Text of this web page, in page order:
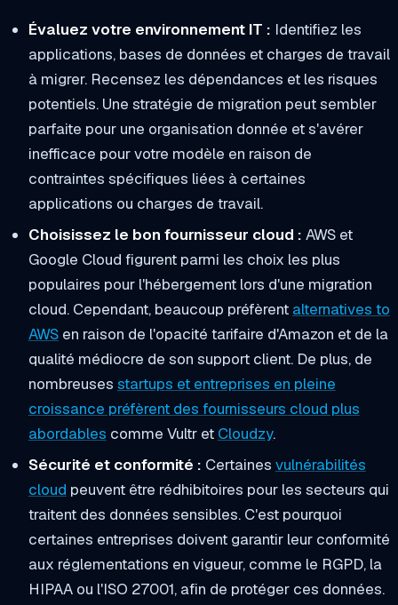
Évaluez votre environnement IT : Identifiez les
applications, bases de données et charges de travail
à migrer. Recensez les dépendances et les risques
potentiels. Une stratégie de migration peut sembler
parfaite pour une organisation donnée et s'avérer
inefficace pour votre modèle en raison de
contraintes spécifiques liées à certaines
applications ou charges de travail.
Choisissez le bon fournisseur cloud : AWS et
Google Cloud figurent parmi les choix les plus
populaires pour l'hébergement lors d'une migration
cloud. Cependant, beaucoup préfèrent alternatives to
AWSen raison de l'opacité tarifaire d'Amazon et de la
qualité médiocre de son support client. De plus, de
nombreuses startups et entreprises en pleine
croissance préfèrent des fournisseurs cloud plus
abordables comme Vultr et Cloudzy.
Sécurité et conformité : Certaines vulnérabilités
cloud peuvent être rédhibitoires pour les secteurs qui
traitent des données sensibles. C'est pourquoi
certaines entreprises doivent garantir leur conformité
aux réglementations en vigueur, comme le RGPD, la
HIPAA ou l'ISO 27001, afin de protéger ces données.